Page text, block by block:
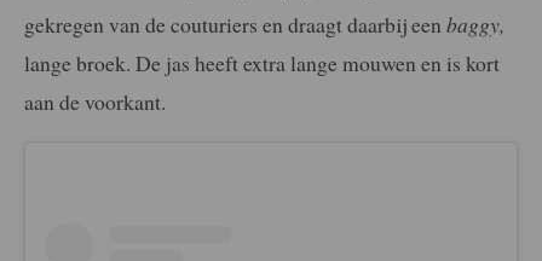
gekregen van de couturiers en draagt daarbij een baggy,
lange broek. De jas heeft extra lange mouwen en is kort
aan de voorkant.